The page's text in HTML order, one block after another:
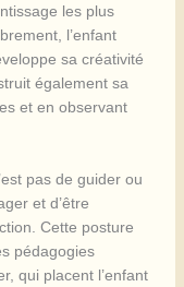
les plus
l’enfant
sa créativité
également sa
et en observant
pas de guider ou
et d’être
Cette posture
pédagogies
qui placent l’enfant